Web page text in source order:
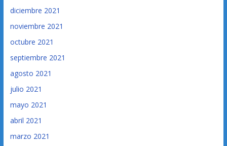
diciembre 2021
noviembre 2021
octubre 2021
septiembre 2021
agosto 2021
julio 2021
mayo 2021
abril 2021
marzo 2021